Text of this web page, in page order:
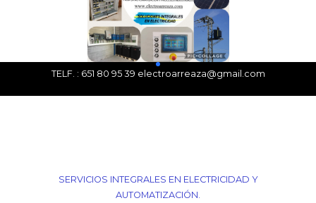
TELF. : 651 80 95 39 electroarreaza@gmail.com
SERVICIOS INTEGRALES EN ELECTRICIDAD Y
AUTOMATIZACIÓN.